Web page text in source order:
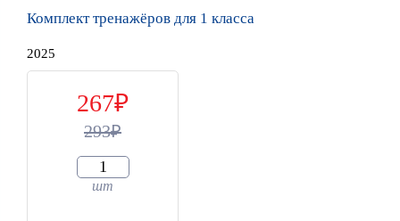
Комплект тренажёров для 1 класса
2025
267
293
шт